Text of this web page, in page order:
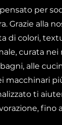
per
Grazie alla
di colori,
curata
alle
macchinari
ti